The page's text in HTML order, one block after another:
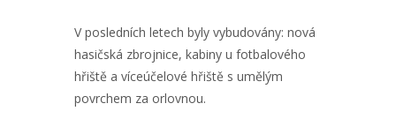
V posledních letech byly vybudovány: nová
hasičská zbrojnice, kabiny u fotbalového
hřiště a víceúčelové hřiště s umělým
povrchem za orlovnou.